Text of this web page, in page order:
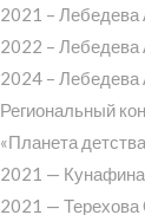
2021 – Лебедева
2022 – Лебедева
2024 – Лебедева
Региональный
«Планета
2021 —
2021 — Терехова